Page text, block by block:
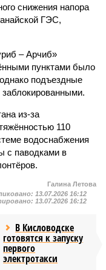
снижения напора
ГЭС,
– Арчиб»
пунктами было
подъездные
из-за
110
водоснабжения
с паводками в
Галина Летова
13.07.2026 16:12
13.07.2026 16:12
В Кисловодске
готовятся к запуску
первого
электротакси